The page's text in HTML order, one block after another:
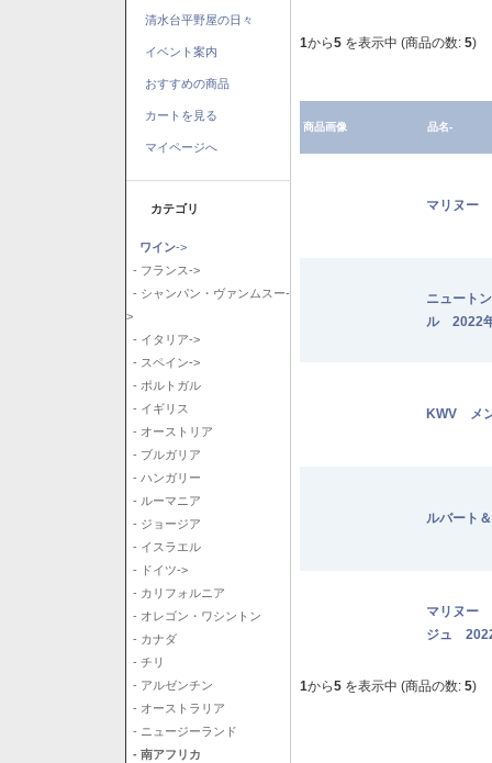
清水台平野屋の日々
イベント案内
おすすめの商品
カートを見る
マイページへ
カテゴリ
ワイン->
- フランス->
- シャンパン・ヴァンムスー-
>
- イタリア->
- スペイン->
- ポルトガル
- イギリス
- オーストリア
- ブルガリア
- ハンガリー
- ルーマニア
- ジョージア
- イスラエル
- ドイツ->
- カリフォルニア
- オレゴン・ワシントン
- カナダ
- チリ
- アルゼンチン
- オーストラリア
- ニュージーランド
- 南アフリカ
1から5 を表示中 (商品の数: 5)
商品画像 品名-
マリヌー
ニュート
ル 2022
KWV メ
ルバート
マリヌー
ジュ
1から5 を表示中 (商品の数: 5)